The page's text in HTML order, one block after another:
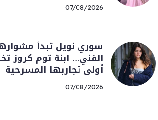
07/08/2026
سوري نويل تبدأ
الفني… ابنة توم كروز
أولى تجاربها المسرحية
07/08/2026